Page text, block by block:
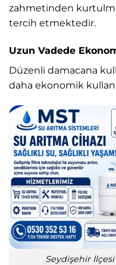
zahmetinden
tercih etmektedir.
Uzun Vadede
Düzenli damacana
daha ekonomik
Seydişehir İlçesi